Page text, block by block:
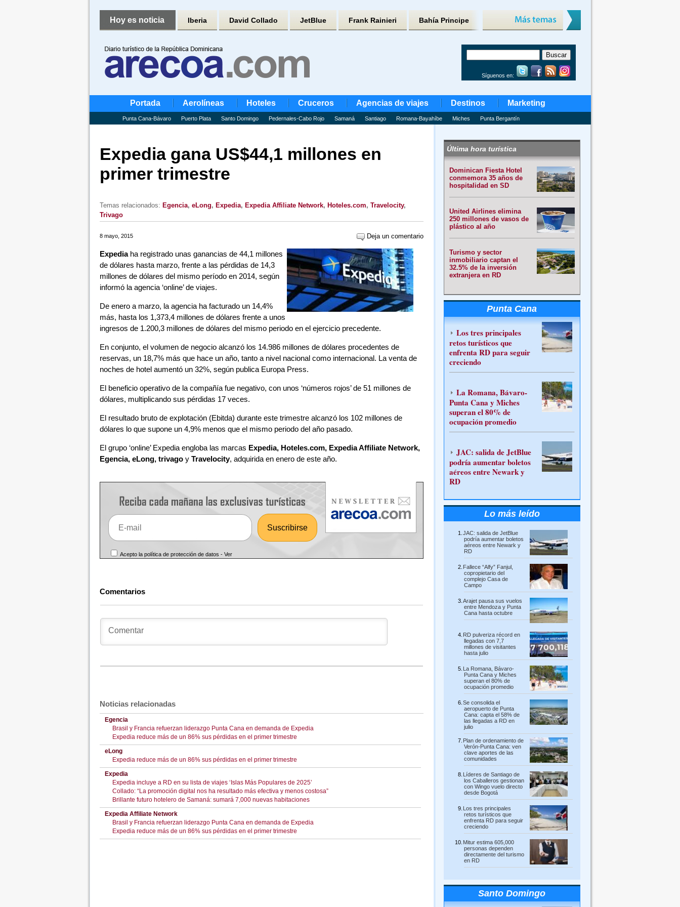
Hoy es noticia Iberia David Collado JetBlue Frank Rainieri Bahía Principe
Síguenos en:
Portada Aerolíneas Hoteles Cruceros Agencias de viajes Destinos Marketing
Punta Cana-Bávaro Puerto Plata Santo Domingo Pedernales-Cabo Rojo Samaná Santiago Romana-Bayahíbe Miches Punta Bergantín
Expedia gana US$44,1 millones en
primer trimestre
Temas relacionados: Egencia, eLong, Expedia, Expedia Affiliate Network, Hoteles.com, Travelocity,
Trivago
8 mayo, 2015 Deja un comentario
Expediaha registrado unas ganancias de 44,1 millones
de dólares hasta marzo, frente a las pérdidas de 14,3
millones de dólares del mismo período en 2014, según
informó la agencia ‘online’ de viajes.
De enero a marzo, la agencia ha facturado un 14,4%
más, hasta los 1,373,4 millones de dólares frente a unos
ingresos de 1.200,3 millones de dólares del mismo periodo en el ejercicio precedente.
En conjunto, el volumen de negocio alcanzó los 14.986 millones de dólares procedentes de
reservas, un 18,7% más que hace un año, tanto a nivel nacional como internacional. La venta de
noches de hotel aumentó un 32%, según publica Europa Press.
El beneficio operativo de la compañía fue negativo, con unos ‘números rojos’ de 51 millones de
dólares, multiplicando sus pérdidas 17 veces.
El resultado bruto de explotación (Ebitda) durante este trimestre alcanzó los 102 millones de
dólares lo que supone un 4,9% menos que el mismo periodo del año pasado.
El grupo ‘online’ Expedia engloba las marcas Expedia, Hoteles.com, Expedia Affiliate Network,
Egencia, eLong, trivago yTravelocity, adquirida en enero de este año.
Acepto la política de protección de datos -Ver
Comentarios
Noticias relacionadas
Egencia
Brasil y Francia refuerzan liderazgo Punta Cana en demanda de Expedia
Expedia reduce más de un 86% sus pérdidas en el primer trimestre
eLong
Expedia reduce más de un 86% sus pérdidas en el primer trimestre
Expedia
Expedia incluye a RD en su lista de viajes ‘Islas Más Populares de 2025’
Collado: “La promoción digital nos ha resultado más efectiva y menos costosa”
Brillante futuro hotelero de Samaná: sumará 7,000 nuevas habitaciones
Expedia Affiliate Network
Brasil y Francia refuerzan liderazgo Punta Cana en demanda de Expedia
Expedia reduce más de un 86% sus pérdidas en el primer trimestre
Última hora turística
Dominican Fiesta Hotel
conmemora 35 años de
hospitalidad en SD
United Airlines elimina
250 millones de vasos de
plástico al año
Turismo y sector
inmobiliario captan el
32.5% de la inversión
extranjera en RD
Punta Cana
Los tres principales
retos turísticos que
enfrenta RD para seguir
creciendo
La Romana, Bávaro-
Punta Cana y Miches
superan el 80% de
ocupación promedio
JAC: salida de JetBlue
podría aumentar boletos
aéreos entre Newark y
RD
Lo más leído
JAC: salida de JetBlue
podría aumentar boletos
aéreos entre Newark y
RD
Fallece “Alfy” Fanjul,
copropietario del
complejo Casa de
Campo
Arajet pausa sus vuelos
entre Mendoza y Punta
Cana hasta octubre
RD pulveriza récord en
llegadas con 7,7
millones de visitantes
hasta julio
La Romana, Bávaro-
Punta Cana y Miches
superan el 80% de
ocupación promedio
Se consolida el
aeropuerto de Punta
Cana: capta el 58% de
las llegadas a RD en
julio
Plan de ordenamiento de
Verón-Punta Cana: ven
clave aportes de las
comunidades
Líderes de Santiago de
los Caballeros gestionan
con Wingo vuelo directo
desde Bogotá
Los tres principales
retos turísticos que
enfrenta RD para seguir
creciendo
Mitur estima 605,000
personas dependen
directamente del turismo
en RD
Santo Domingo